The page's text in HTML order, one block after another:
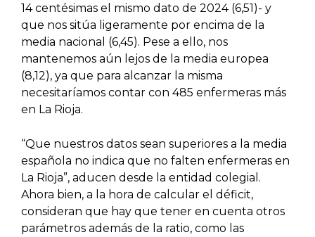
14 centésimas el mismo dato de 2024 (6,51)- y
que nos sitúa ligeramente por encima de la
media nacional (6,45). Pese a ello, nos
mantenemos aún lejos de la media europea
(8,12), ya que para alcanzar la misma
necesitaríamos contar con 485 enfermeras más
en La Rioja.
“Que nuestros datos sean superiores a la media
española no indica que no falten enfermeras en
La Rioja”, aducen desde la entidad colegial.
Ahora bien, a la hora de calcular el déficit,
consideran que hay que tener en cuenta otros
parámetros además de la ratio, como las